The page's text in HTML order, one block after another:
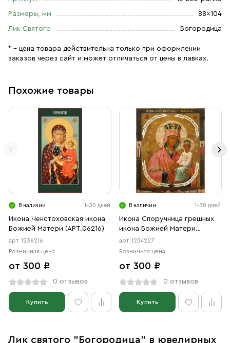
Размеры, мм 88×104
Лик Святого Богородица
* – цена товара действительна только при оформлении
заказов через сайт и может отличаться от цены в лавках.
Похожие товары
В наличии 1-30 дней
Икона Ченстоховская икона
Божией Матери (АРТ.06216)
арт. 1236216
Розничная цена
от 300 ₽
0 отзывов
Купить
В наличии 1-30 дней
Икона Споручница грешных
икона Божией Матери
(АРТ.04227)
арт. 1234227
Розничная цена
от 300 ₽
0 отзывов
Купить
Лик святого "Богородица" в ювелирных